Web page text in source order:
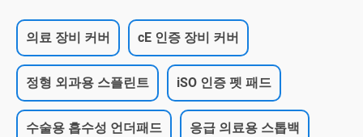
의료 장비 커버 cE 인증 장비 커버
정형 외과용 스플린트 iSO 인증 펫 패드
수술용 흡수성 언더패드 응급 의료용 스톱백